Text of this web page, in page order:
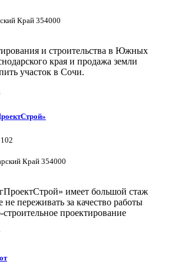
Край 354000
и строительства в Южных
края и продажа земли
участок в Сочи.
Край 354000
имеет большой стаж
переживать за качество работы
проектирование